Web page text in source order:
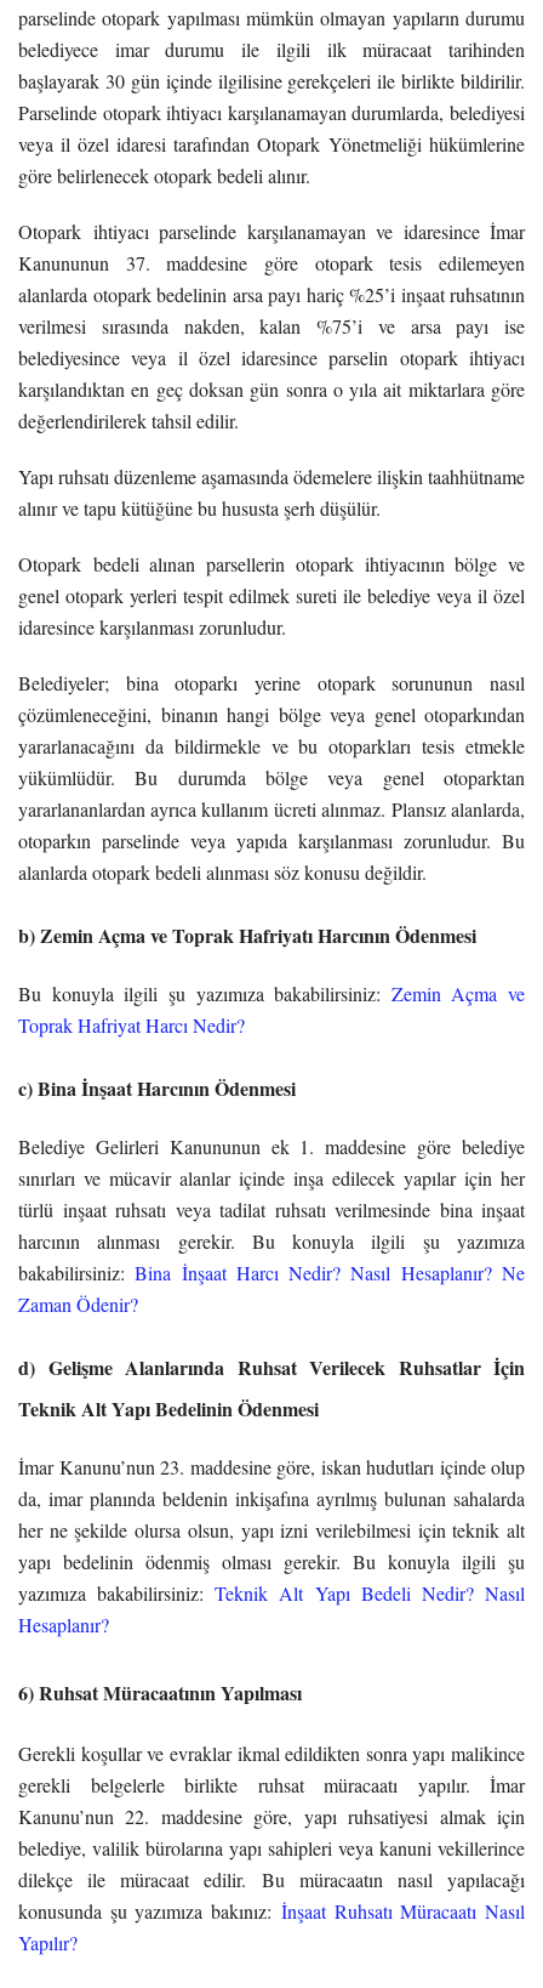
parselinde otopark yapılması mümkün olmayan yapıların durumu
belediyece imar durumu ile ilgili ilk müracaat tarihinden
başlayarak 30 gün içinde ilgilisine gerekçeleri ile birlikte bildirilir.
Parselinde otopark ihtiyacı karşılanamayan durumlarda, belediyesi
veya il özel idaresi tarafından Otopark Yönetmeliği hükümlerine
göre belirlenecek otopark bedeli alınır.
Otopark ihtiyacı parselinde karşılanamayan ve idaresince İmar
Kanununun 37. maddesine göre otopark tesis edilemeyen
alanlarda otopark bedelinin arsa payı hariç %25’i inşaat ruhsatının
verilmesi sırasında nakden, kalan %75’i ve arsa payı ise
belediyesince veya il özel idaresince parselin otopark ihtiyacı
karşılandıktan en geç doksan gün sonra o yıla ait miktarlara göre
değerlendirilerek tahsil edilir.
Yapı ruhsatı düzenleme aşamasında ödemelere ilişkin taahhütname
alınır ve tapu kütüğüne bu hususta şerh düşülür.
Otopark bedeli alınan parsellerin otopark ihtiyacının bölge ve
genel otopark yerleri tespit edilmek sureti ile belediye veya il özel
idaresince karşılanması zorunludur.
Belediyeler; bina otoparkı yerine otopark sorununun nasıl
çözümleneceğini, binanın hangi bölge veya genel otoparkından
yararlanacağını da bildirmekle ve bu otoparkları tesis etmekle
yükümlüdür. Bu durumda bölge veya genel otoparktan
yararlananlardan ayrıca kullanım ücreti alınmaz. Plansız alanlarda,
otoparkın parselinde veya yapıda karşılanması zorunludur. Bu
alanlarda otopark bedeli alınması söz konusu değildir.
b) Zemin Açma ve Toprak Hafriyatı Harcının Ödenmesi
Bu konuyla ilgili şu yazımıza bakabilirsiniz: Zemin Açma ve
Toprak Hafriyat Harcı Nedir?
c) Bina İnşaat Harcının Ödenmesi
Belediye Gelirleri Kanununun ek 1. maddesine göre belediye
sınırları ve mücavir alanlar içinde inşa edilecek yapılar için her
türlü inşaat ruhsatı veya tadilat ruhsatı verilmesinde bina inşaat
harcının alınması gerekir. Bu konuyla ilgili şu yazımıza
bakabilirsiniz: Bina İnşaat Harcı Nedir? Nasıl Hesaplanır? Ne
Zaman Ödenir?
d) Gelişme Alanlarında Ruhsat Verilecek Ruhsatlar İçin
Teknik Alt Yapı Bedelinin Ödenmesi
İmar Kanunu’nun 23. maddesine göre, iskan hudutları içinde olup
da, imar planında beldenin inkişafına ayrılmış bulunan sahalarda
her ne şekilde olursa olsun, yapı izni verilebilmesi için teknik alt
yapı bedelinin ödenmiş olması gerekir. Bu konuyla ilgili şu
yazımıza bakabilirsiniz: Teknik Alt Yapı Bedeli Nedir? Nasıl
Hesaplanır?
6) Ruhsat Müracaatının Yapılması
Gerekli koşullar ve evraklar ikmal edildikten sonra yapı malikince
gerekli belgelerle birlikte ruhsat müracaatı yapılır. İmar
Kanunu’nun 22. maddesine göre, yapı ruhsatiyesi almak için
belediye, valilik bürolarına yapı sahipleri veya kanuni vekillerince
dilekçe ile müracaat edilir. Bu müracaatın nasıl yapılacağı
konusunda şu yazımıza bakınız: İnşaat Ruhsatı Müracaatı Nasıl
Yapılır?